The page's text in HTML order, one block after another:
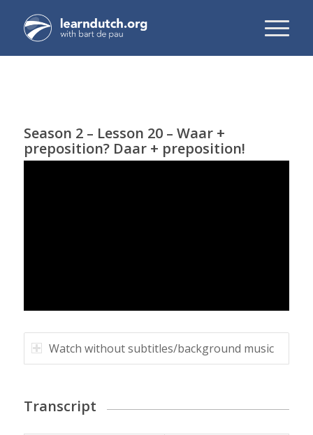
Season 2 – Lesson 20 – Waar +
preposition? Daar + preposition!
Watch without subtitles/background music
Transcript